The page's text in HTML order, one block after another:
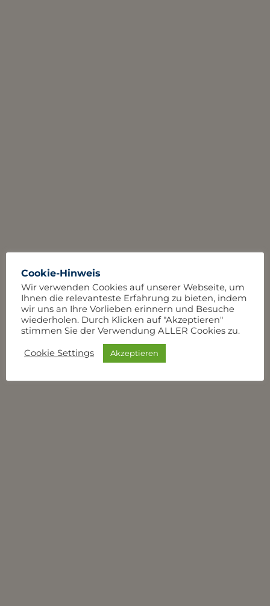
Cookie-Hinweis
Wir verwenden Cookies auf unserer Webseite, um
Ihnen die relevanteste Erfahrung zu bieten, indem
wir uns an Ihre Vorlieben erinnern und Besuche
wiederholen. Durch Klicken auf "Akzeptieren"
stimmen Sie der Verwendung ALLER Cookies zu.
Cookie Settings Akzeptieren